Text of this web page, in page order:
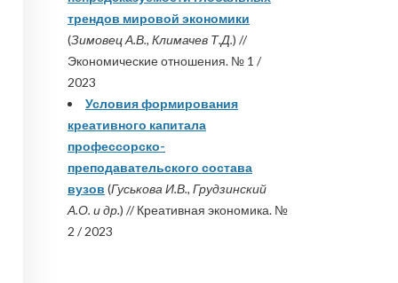
трендов мировой экономики
(Зимовец А.В., Климачев Т.Д.) //
Экономические отношения. № 1 /
2023
Условия формирования
креативного капитала
профессорско-
преподавательского состава
вузов (Гуськова И.В., Грудзинский
А.О. и др.) // Креативная экономика. №
2 / 2023